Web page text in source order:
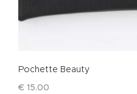
Pochette Beauty
€ 15.00